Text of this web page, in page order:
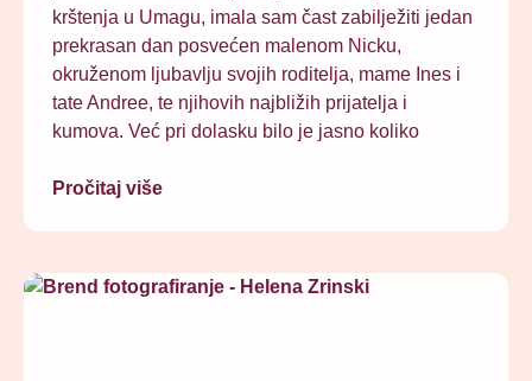
krštenja u Umagu, imala sam čast zabilježiti jedan
prekrasan dan posvećen malenom Nicku,
okruženom ljubavlju svojih roditelja, mame Ines i
tate Andree, te njihovih najbližih prijatelja i
kumova. Već pri dolasku bilo je jasno koliko
Pročitaj više